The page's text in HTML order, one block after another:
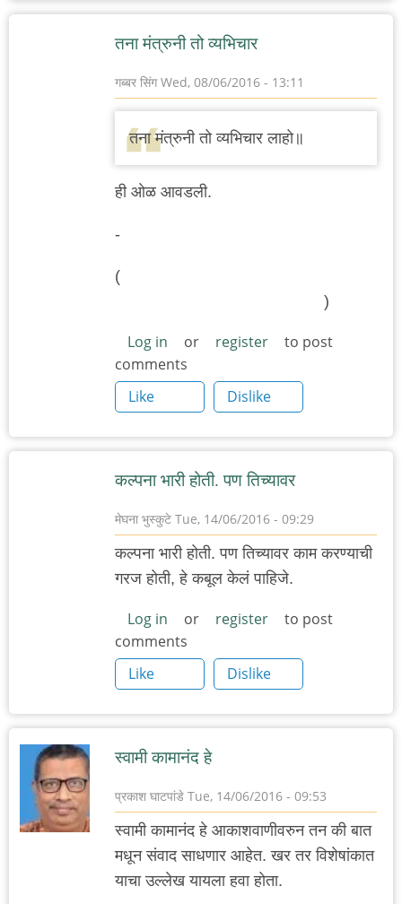
तना मंत्रुनी तो व्यभिचार
गब्बर सिंगWed, 08/06/2016 - 13:11
तना मंत्रुनी तो व्यभिचार लाहो॥
ही ओळ आवडली.
-
(
)
Log in or register
to post
comments
Like
Dislike
कल्पना भारी होती. पण तिच्यावर
मेघना भुस्कुटे Tue, 14/06/2016 - 09:29
कल्पना भारी होती. पण तिच्यावर काम करण्याची
गरज होती, हे कबूल केलं पाहिजे.
Log in or register
to post
comments
Like
Dislike
स्वामी कामानंद हे
प्रकाश घाटपांडे Tue, 14/06/2016 - 09:53
स्वामी कामानंद हे आकाशवाणीवरुन तन की बात
मधून संवाद साधणार आहेत. खर तर विशेषांकात
याचा उल्लेख यायला हवा होता.